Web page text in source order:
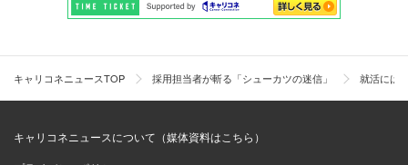
キャリコネニュースTOP 採用担当者が斬る「シューカツの迷信」 就活には
キャリコネニュースについて（媒体資料はこちら）